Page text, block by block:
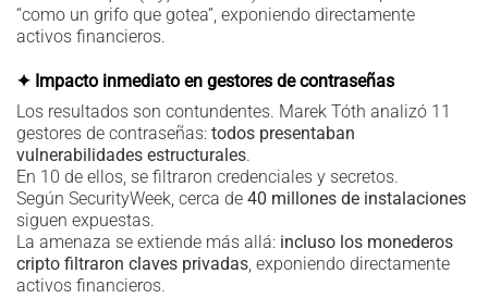
“como un grifo que gotea”, exponiendo directamente
activos financieros.
✦ Impacto inmediato en gestores de contraseñas
Los resultados son contundentes. Marek Tóth analizó 11
gestores de contraseñas: todos presentaban
vulnerabilidades estructurales.
En 10 de ellos, se filtraron credenciales y secretos.
Según SecurityWeek, cerca de 40 millones de instalaciones
siguen expuestas.
La amenaza se extiende más allá: incluso los monederos
cripto filtraron claves privadas, exponiendo directamente
activos financieros.